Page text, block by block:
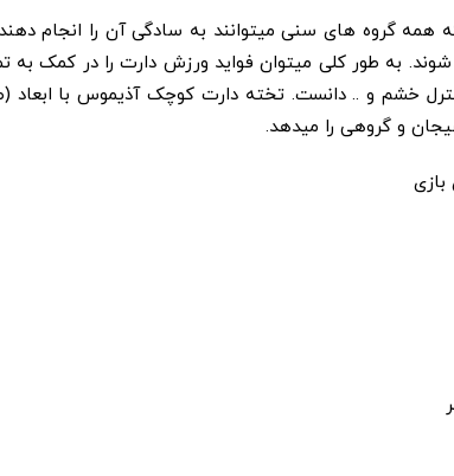
گروه های سنی میتوانند به سادگی آن را انجام
به طور کلی میتوان فواید ورزش دارت را در کمک
و گروهی را میدهد.